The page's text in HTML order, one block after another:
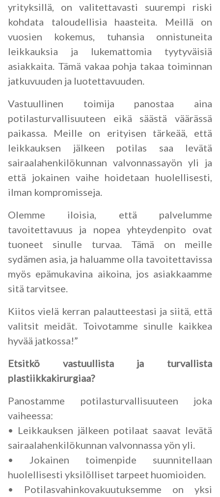
yrityksillä, on valitettavasti suurempi riski
kohdata taloudellisia haasteita. Meillä on
vuosien kokemus, tuhansia onnistuneita
leikkauksia ja lukemattomia tyytyväisiä
asiakkaita. Tämä vakaa pohja takaa toiminnan
jatkuvuuden ja luotettavuuden.
Vastuullinen toimija panostaa aina
potilasturvallisuuteen eikä säästä väärässä
paikassa. Meille on erityisen tärkeää, että
leikkauksen jälkeen potilas saa levätä
sairaalahenkilökunnan valvonnassayön yli ja
että jokainen vaihe hoidetaan huolellisesti,
ilman kompromisseja.
Olemme iloisia, että palvelumme
tavoitettavuus ja nopea yhteydenpito ovat
tuoneet sinulle turvaa. Tämä on meille
sydämen asia, ja haluamme olla tavoitettavissa
myös epämukavina aikoina, jos asiakkaamme
sitä tarvitsee.
Kiitos vielä kerran palautteestasi ja siitä, että
valitsit meidät. Toivotamme sinulle kaikkea
hyvää jatkossa!”
Etsitkö vastuullista ja turvallista
plastiikkakirurgiaa?
Panostamme potilasturvallisuuteen joka
vaiheessa:
• Leikkauksen jälkeen potilaat saavat levätä
sairaalahenkilökunnan valvonnassa yön yli.
• Jokainen toimenpide suunnitellaan
huolellisesti yksilölliset tarpeet huomioiden.
• Potilasvahinkovakuutuksemme on yksi